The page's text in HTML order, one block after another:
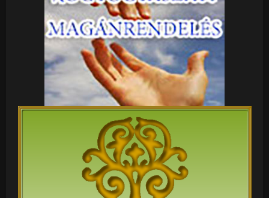
MŰVELNEK MÁS ORSZÁGBELIEKKEL OTT A TINIK
KÖZÖTT A LEGTÖBB AZ ÖNGYILKOSSÁG ,MERT
EGYMÁST IS BULLINGOZZÁK! TELE VANNAK PÉNZEL
, MINDENT MEGTEHETVE 10 ÉVESEN
DROGOZNAK,ISZNAK,RONGÁLNAK, A SZÜLEIKKEL IS
ALJAS SOKUK!!! OTT ÉLTEM LÁTTAM
TAPASZTALTAM !!! RASSZISTÁK ŐK A VILÁG ÚRAI
MÉG AZ USA- S ANGOL FAJTÁJÁT DE AZ ÍREKET
SKÓTOKAT IS ÚTÁLJA A LEBUTÍTOTT LUSTA ANGOL
!!! ÚTÁLJÀK MEG A FRANCIÁKAT ÉS A
SPANYOLOKAT IS NAGYON!!! AHÓVÁ MENNEK
NYARALNI OTT RÉSZEGEN DROGOSAN MINDENT